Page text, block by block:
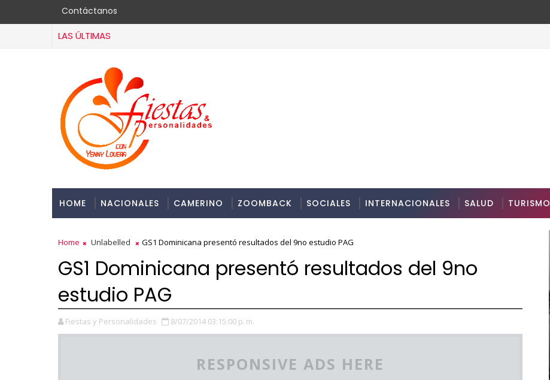
Contáctanos
LAS ÚLTIMAS
HOME NACIONALES CAMERINO ZOOMBACK SOCIALES INTERNACIONALES SALUD TURISMO
Home Unlabelled GS1 Dominicana presentó resultados del 9no estudio PAG
GS1 Dominicana presentó resultados del 9no
estudio PAG
Fiestas y Personalidades 8/07/2014 03:15:00 p. m.
RESPONSIVE ADS HERE